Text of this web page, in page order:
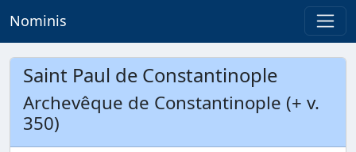
Nominis
Saint Paul de Constantinople
Archevêque de Constantinople (+ v.
350)